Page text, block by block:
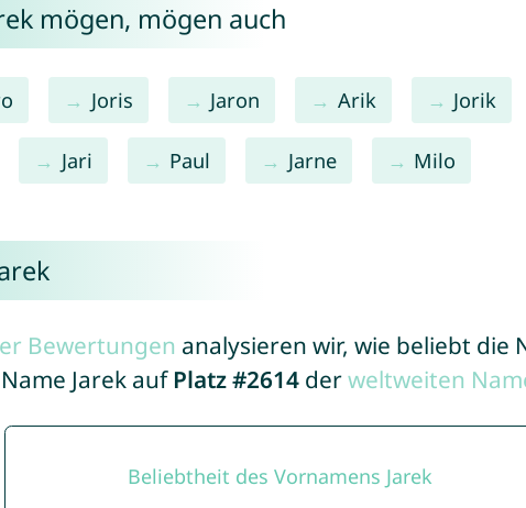
mögen, mögen auch
Joris Jaron Arik Jorik
Jari Paul Jarne Milo
Bewertungen analysieren wir, wie beliebt die
Jarek auf Platz #2614derweltweiten